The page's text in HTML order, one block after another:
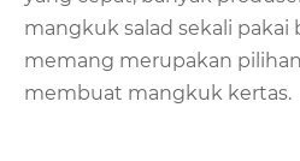
mangkuk salad sekali
memang merupakan
membuat mangkuk kertas.